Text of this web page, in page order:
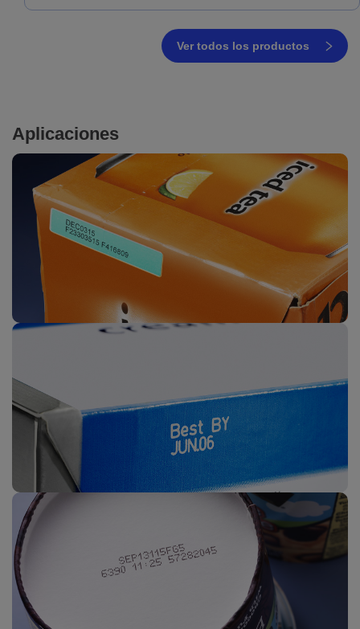
Ver todos los productos
Aplicaciones